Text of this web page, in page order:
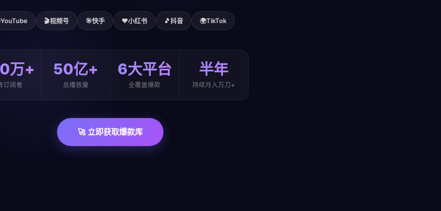
YouTube 🎬视频号 🎯快手 ❤️小红书 🎵抖音 🌍TikTok
万+
订阅者
50亿+
总播放量
6大平台
全覆盖爆款
半年
持续月入万刀+
🚀 立即获取爆款库